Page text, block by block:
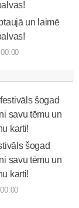
un laimē
šogad
savu tēmu un
karti!